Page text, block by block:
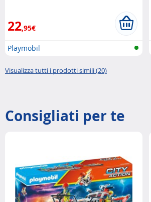
22,95€
Playmobil
Visualizza tutti i prodotti simili (20)
Consigliati per te